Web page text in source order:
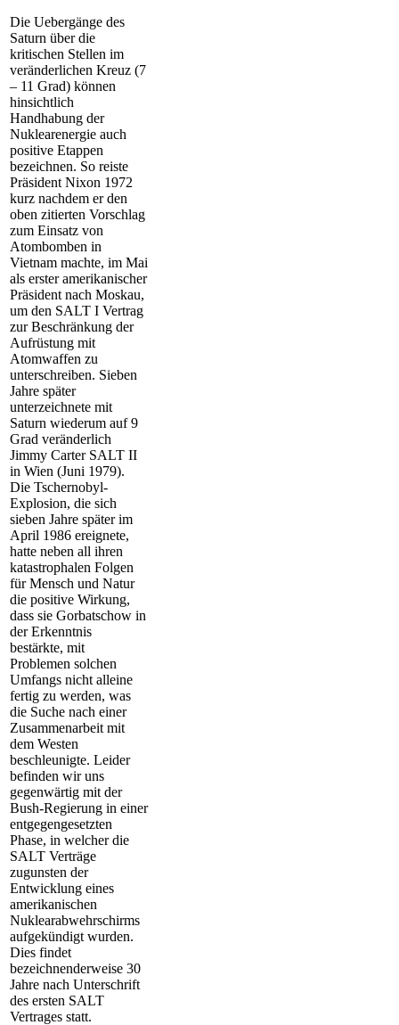
Die Uebergänge des
Saturn über die
kritischen Stellen im
veränderlichen Kreuz (7
– 11 Grad) können
hinsichtlich
Handhabung der
Nuklearenergie auch
positive Etappen
bezeichnen. So reiste
Präsident Nixon 1972
kurz nachdem er den
oben zitierten Vorschlag
zum Einsatz von
Atombomben in
Vietnam machte, im Mai
als erster amerikanischer
Präsident nach Moskau,
um den SALT I Vertrag
zur Beschränkung der
Aufrüstung mit
Atomwaffen zu
unterschreiben. Sieben
Jahre später
unterzeichnete mit
Saturn wiederum auf 9
Grad veränderlich
Jimmy Carter SALT II
in Wien (Juni 1979).
Die Tschernobyl-
Explosion, die sich
sieben Jahre später im
April 1986 ereignete,
hatte neben all ihren
katastrophalen Folgen
für Mensch und Natur
die positive Wirkung,
dass sie Gorbatschow in
der Erkenntnis
bestärkte, mit
Problemen solchen
Umfangs nicht alleine
fertig zu werden, was
die Suche nach einer
Zusammenarbeit mit
dem Westen
beschleunigte. Leider
befinden wir uns
gegenwärtig mit der
Bush-Regierung in einer
entgegengesetzten
Phase, in welcher die
SALT Verträge
zugunsten der
Entwicklung eines
amerikanischen
Nuklearabwehrschirms
aufgekündigt wurden.
Dies findet
bezeichnenderweise 30
Jahre nach Unterschrift
des ersten SALT
Vertrages statt.